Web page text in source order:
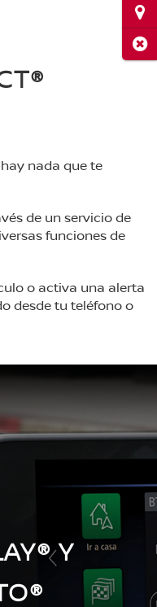
nada que te
de un servicio de
funciones de
o activa una alerta
desde tu teléfono o
Y